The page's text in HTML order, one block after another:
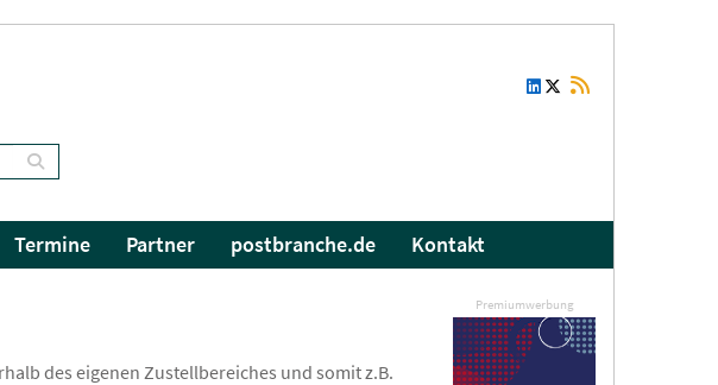
Termine Partner postbranche.de Kontakt
Premiumwerbung
des eigenen Zustellbereiches und somit z.B.